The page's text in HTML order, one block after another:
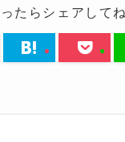
たらシェアしてね